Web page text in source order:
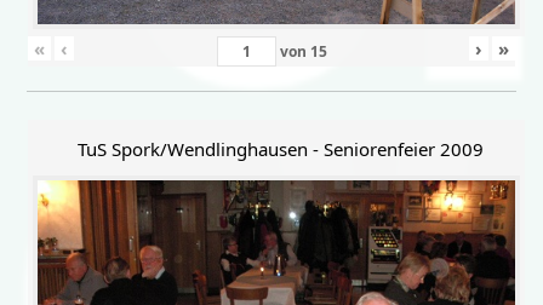
« ‹ von 15 › »
TuS Spork/Wendlinghausen - Seniorenfeier 2009